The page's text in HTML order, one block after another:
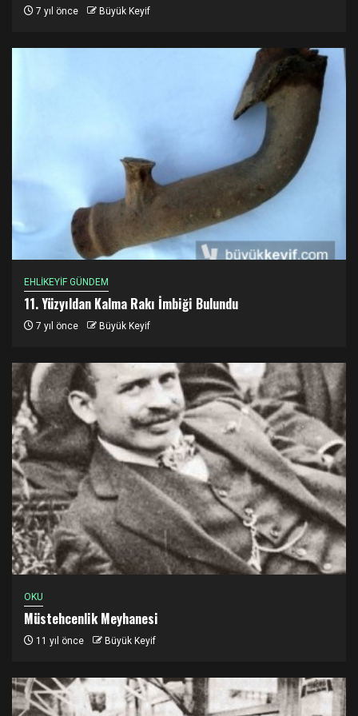
7 yıl önce Büyük Keyif
EHLİKEYİF GÜNDEM
11. Yüzyıldan Kalma Rakı İmbiği Bulundu
7 yıl önce Büyük Keyif
OKU
Müstehcenlik Meyhanesi
11 yıl önce Büyük Keyif